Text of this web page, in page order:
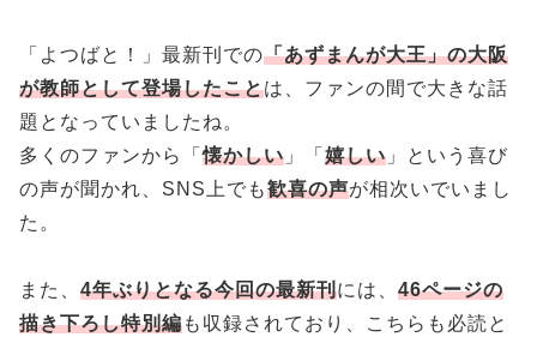
「よつばと！」最新刊での「あずまんが大王」の大阪
が教師として登場したことは、ファンの間で大きな話
題となっていましたね。
多くのファンから「懐かしい 」「 嬉しい 」という喜び
の声が聞かれ、SNS上でも歓喜の声が相次いでいまし
た。
また、 4年ぶりとなる今回の最新刊には、 46ページの
描き下ろし特別編も収録されており、こちらも必読と